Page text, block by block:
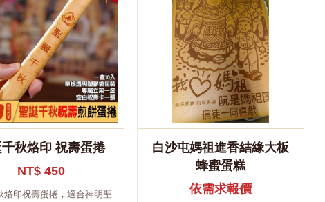
秋烙印 祝壽蛋捲
NT$ 450
烙印祝壽蛋捲，適合神明聖
白沙屯媽祖進香結緣大板
蜂蜜蛋糕
依需求報價